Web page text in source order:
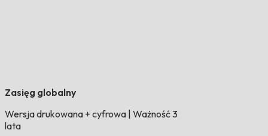
Zasięg globalny
Wersja drukowana + cyfrowa Ważność 3
lata